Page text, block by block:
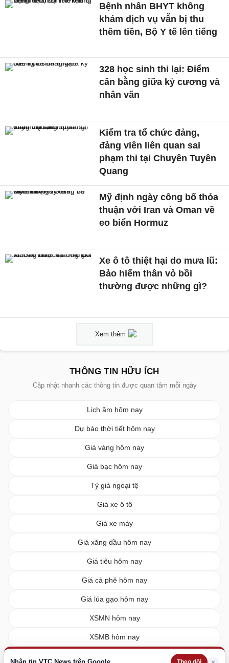
Bệnh nhân BHYT không
khám dịch vụ vẫn bị thu
thêm tiền, Bộ Y tế lên tiếng
328 học sinh thi lại: Điểm
cân bằng giữa kỷ cương và
nhân văn
Kiểm tra tổ chức đảng,
đảng viên liên quan sai
phạm thi tại Chuyên Tuyên
Quang
Mỹ định ngày công bố thỏa
thuận với Iran và Oman về
eo biển Hormuz
Xe ô tô thiệt hại do mưa lũ:
Bảo hiểm thân vỏ bồi
thường được những gì?
Xem thêm
THÔNG TIN HỮU ÍCH
Cập nhật nhanh các thông tin được quan tâm mỗi ngày
Lịch âm hôm nay
Dự báo thời tiết hôm nay
Giá vàng hôm nay
Giá bạc hôm nay
Tỷ giá ngoại tệ
Giá xe ô tô
Giá xe máy
Giá xăng dầu hôm nay
Giá tiêu hôm nay
Giá cà phê hôm nay
Giá lúa gạo hôm nay
XSMN hôm nay
XSMB hôm nay